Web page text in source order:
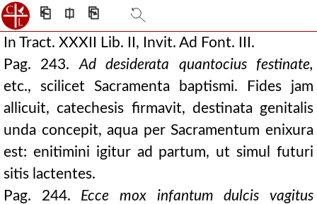
⎗ ⎅ ⎘
In Tract. XXXII Lib. II, Invit. Ad Font. III.
Pag. 243. Ad desiderata quantocius festinate,
etc., scilicet Sacramenta baptismi. Fides jam
allicuit, catechesis firmavit, destinata genitalis
unda concepit, aqua per Sacramentum enixura
est: enitimini igitur ad partum, ut simul futuri
sitis lactentes.
Pag. 244. Ecce mox infantum dulcis vagitus